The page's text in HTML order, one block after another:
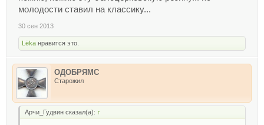
молодости ставил на классику...
30 сен 2013
Lёka нравится это.
ОДОБРЯМС
Старожил
Арчи_Гудвин сказал(а): ↑